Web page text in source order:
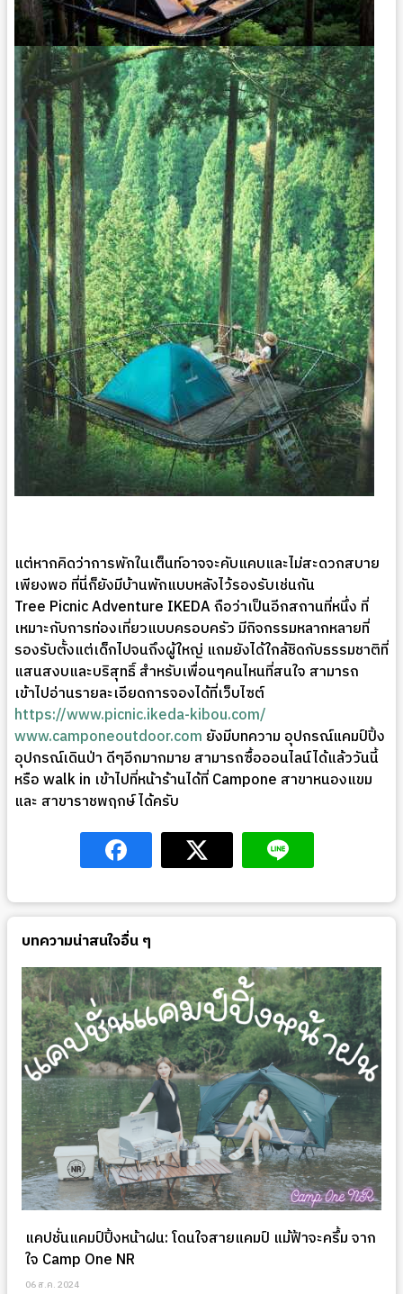
แต่หากคิดว่าการพักในเต็นท์อาจจะคับแคบและไม่สะดวกสบาย
เพียงพอ ที่นี่ก็ยังมีบ้านพักแบบหลังไว้รองรับเช่นกัน
Tree Picnic Adventure IKEDA ถือว่าเป็นอีกสถานที่หนึ่ง ที่
เหมาะกับการท่องเที่ยวแบบครอบครัว มีกิจกรรมหลากหลายที่
รองรับตั้งแต่เด็กไปจนถึงผู้ใหญ่ แถมยังได้ใกล้ชิดกับธรรมชาติที่
แสนสงบและบริสุทธิ์ สำหรับเพื่อนๆคนไหนที่สนใจ สามารถ
เข้าไปอ่านรายละเอียดการจองได้ที่เว็บไซต์
https://www.picnic.ikeda-kibou.com/
www.camponeoutdoor.com ยังมีบทความ อุปกรณ์แคมป์ปิ้ง
อุปกรณ์เดินป่า ดีๆอีกมากมาย สามารถซื้อออนไลน์ได้แล้ววันนี้
หรือ walk in เข้าไปที่หน้าร้านได้ที่ Campone สาขาหนองแขม
และ สาขาราชพฤกษ์ ได้ครับ
บทความน่าสนใจอื่น ๆ
แคปชั่นแคมป์ปิ้งหน้าฝน: โดนใจสายแคมป์ แม้ฟ้าจะครึ้ม จาก
ใจ Camp One NR
06 ส.ค. 2024